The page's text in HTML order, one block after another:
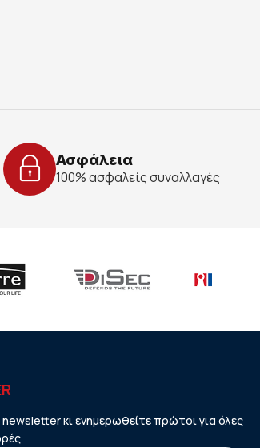
Ασφάλεια
100% ασφαλείς συναλλαγές
κι ενημερωθείτε πρώτοι για όλες